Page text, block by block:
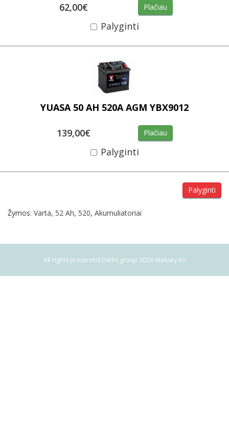
62,00€ Plačiau
Palyginti
YUASA 50 AH 520A AGM YBX9012
139,00€ Plačiau
Palyginti
Palyginti
Žymos: Varta, 52 Ah, 520, Akumuliatoriai
All rights preserved Diefis group 2026 Aleksey Ko